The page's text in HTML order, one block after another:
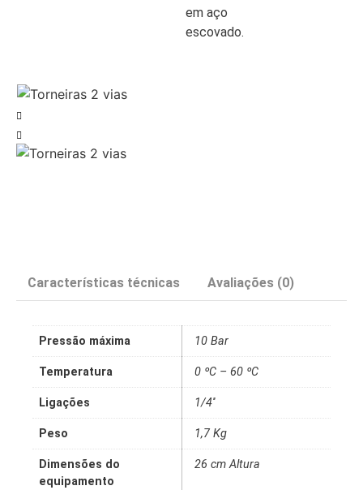
em aço
escovado.
Características técnicas Avaliações (0)
Pressão máxima 10 Bar
Temperatura 0 ºC – 60 ºC
Ligações 1/4''
Peso 1,7 Kg
Dimensões do
equipamento
26 cm Altura